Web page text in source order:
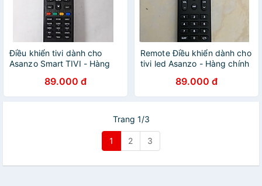
Điều khiển tivi dành cho
Asanzo Smart TIVI - Hàng
89.000 đ
Remote Điều khiển dành cho
tivi led Asanzo - Hàng chính
89.000 đ
Trang 1/3
1 2 3